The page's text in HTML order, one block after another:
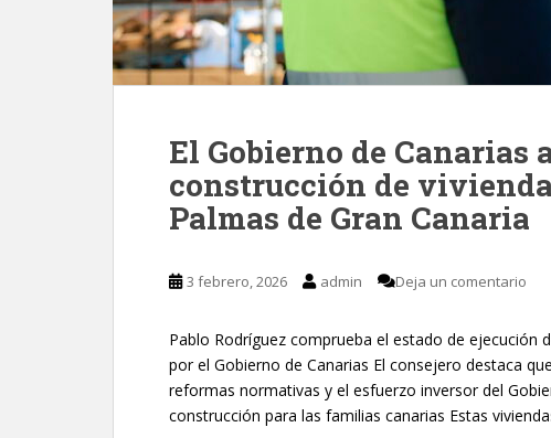
El Gobierno de Canarias
construcción de
Palmas de Gran Canaria
3 febrero, 2026 admin Deja un comentario
Pablo Rodríguez comprueba el estado de ejecución
por el Gobierno de Canarias El consejero destaca
reformas normativas y el esfuerzo inversor del
construcción para las familias canarias Estas